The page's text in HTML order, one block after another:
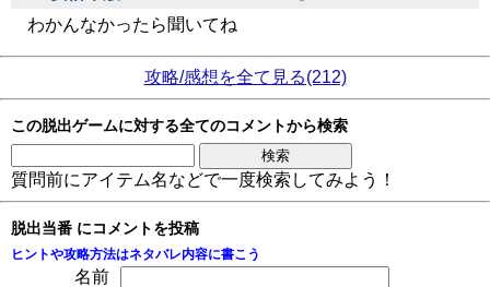
わかんなかったら聞いてね
攻略/感想を全て見る(212)
この脱出ゲームに対する全てのコメントから検索
質問前にアイテム名などで一度検索してみよう！
脱出当番 にコメントを投稿
ヒントや攻略方法はネタバレ内容に書こう
名前